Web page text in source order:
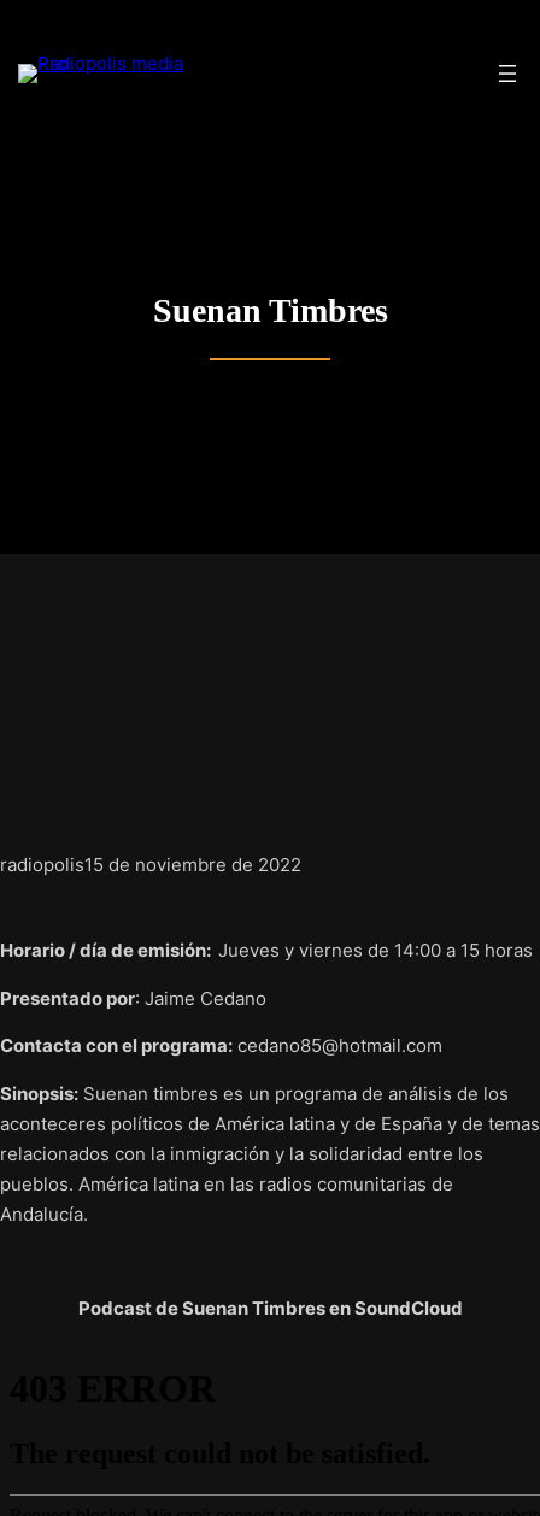
contenido
Suenan Timbres
radiopolis15 de noviembre de 2022
Horario / día de emisión: Jueves y viernes de 14:00 a 15 horas
Presentado por: Jaime Cedano
Contacta con el programa: cedano85@hotmail.com
Sinopsis: Suenan timbres es un programa de análisis de los
aconteceres políticos de América latina y de España y de temas
relacionados con la inmigración y la solidaridad entre los
pueblos. América latina en las radios comunitarias de
Andalucía.
Podcast de Suenan Timbres en SoundCloud